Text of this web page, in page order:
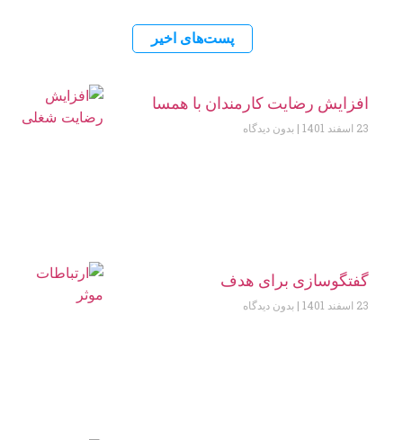
پست‌های اخیر
افزایش رضایت کارمندان با همسا
23 اسفند 1401 بدون دیدگاه
گفتگوسازی برای هدف
23 اسفند 1401 بدون دیدگاه